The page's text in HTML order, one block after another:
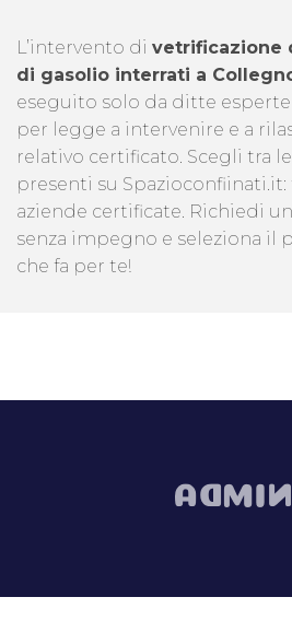
L’intervento di vetrificazione
di gasolio interrati a
eseguito solo da ditte
per legge a intervenire e a
relativo certificato. Scegli tra
presenti su Spazioconfiinati.it:
aziende certificate. Richiedi
senza impegno e seleziona il
che fa per te!